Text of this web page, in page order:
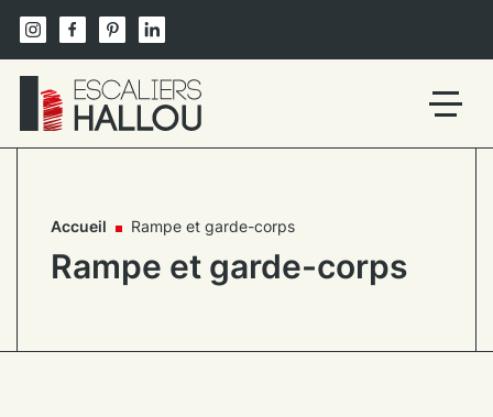
content
Un
Accueil Rampe et garde-corps
Rampe et garde-corps